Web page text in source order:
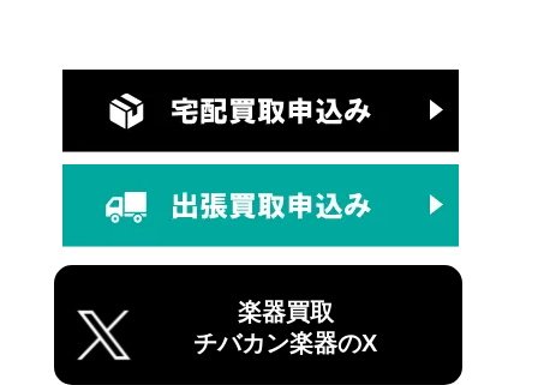
楽器買取
チバカン楽器のX